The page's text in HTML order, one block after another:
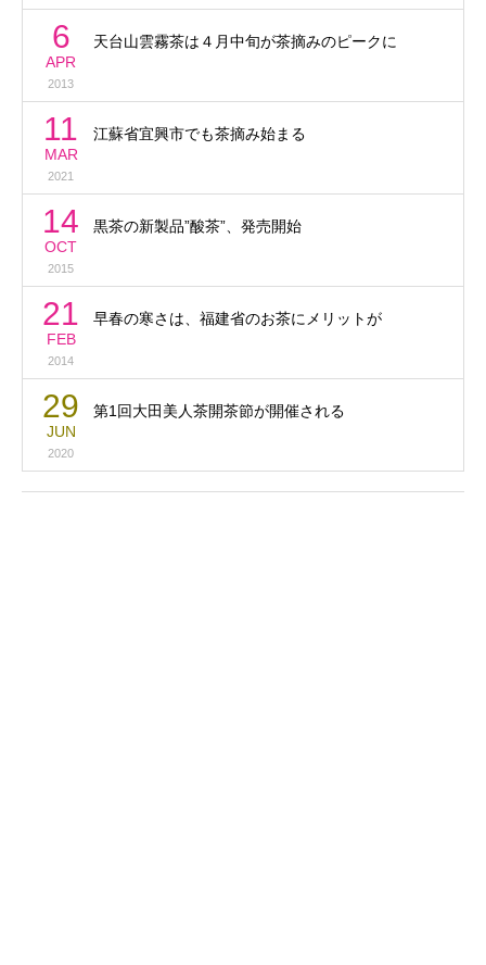
6
APR
2013
天台山雲霧茶は４月中旬が茶摘みのピークに
11
MAR
2021
江蘇省宜興市でも茶摘み始まる
14
OCT
2015
黒茶の新製品”酸茶”、発売開始
21
FEB
2014
早春の寒さは、福建省のお茶にメリットが
29
JUN
2020
第1回大田美人茶開茶節が開催される